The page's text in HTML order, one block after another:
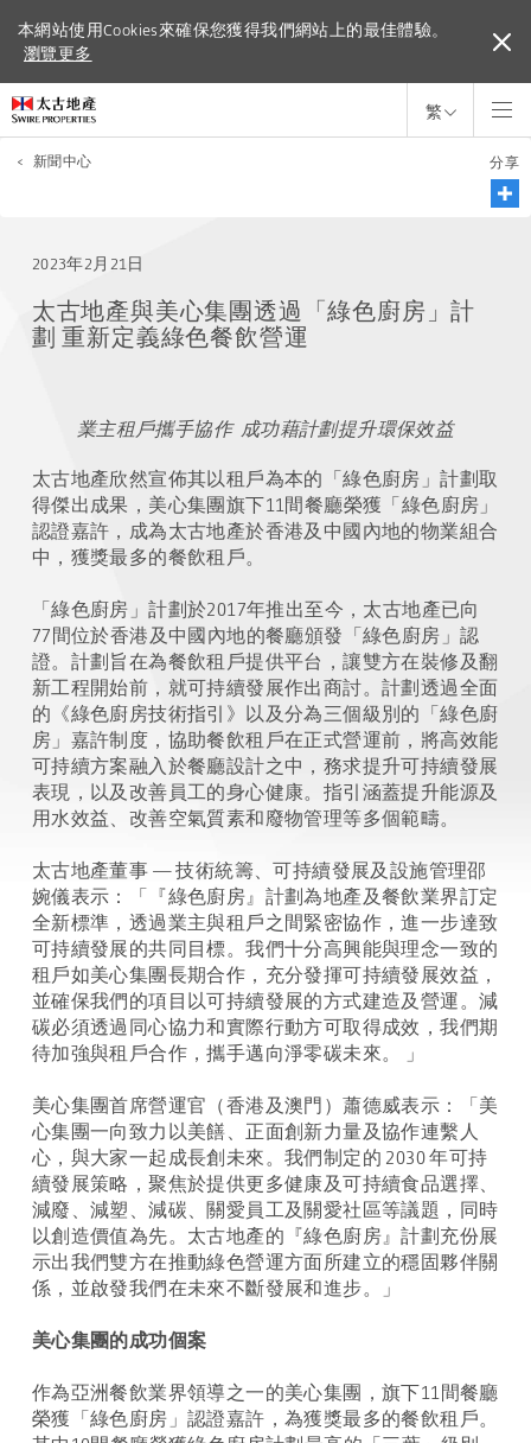
本網站使用Cookies來確保您獲得我們網站上的最佳體驗。
瀏覽更多
本網站使用Cookies來確保您獲得我們網站上的最佳體驗。
瀏覽更多
繁
< 新聞中心 分享
2023年2月21日
太古地產與美心集團透過「綠色廚房」計
劃 重新定義綠色餐飲營運
業主租戶攜手協作 成功藉計劃提升環保效益
太古地產欣然宣佈其以租戶為本的「綠色廚房」計劃取
得傑出成果，美心集團旗下11間餐廳榮獲「綠色廚房」
認證嘉許，成為太古地產於香港及中國內地的物業組合
中，獲獎最多的餐飲租戶。
「綠色廚房」計劃於2017年推出至今，太古地產已向
77間位於香港及中國內地的餐廳頒發「綠色廚房」認
證。計劃旨在為餐飲租戶提供平台，讓雙方在裝修及翻
新工程開始前，就可持續發展作出商討。計劃透過全面
的《綠色廚房技術指引》以及分為三個級別的「綠色廚
房」嘉許制度，協助餐飲租戶在正式營運前，將高效能
可持續方案融入於餐廳設計之中，務求提升可持續發展
表現，以及改善員工的身心健康。指引涵蓋提升能源及
用水效益、改善空氣質素和廢物管理等多個範疇。
太古地產董事 — 技術統籌、可持續發展及設施管理邵
婉儀表示：「『綠色廚房』計劃為地產及餐飲業界訂定
全新標準，透過業主與租戶之間緊密協作，進一步達致
可持續發展的共同目標。我們十分高興能與理念一致的
租戶如美心集團長期合作，充分發揮可持續發展效益，
並確保我們的項目以可持續發展的方式建造及營運。減
碳必須透過同心協力和實際行動方可取得成效，我們期
待加強與租戶合作，攜手邁向淨零碳未來。 」
美心集團首席營運官（香港及澳門）蕭德威表示：「美
心集團一向致力以美饍、正面創新力量及協作連繫人
心，與大家一起成長創未來。我們制定的 2030 年可持
續發展策略，聚焦於提供更多健康及可持續食品選擇、
減廢、減塑、減碳、關愛員工及關愛社區等議題，同時
以創造價值為先。太古地產的『綠色廚房』計劃充份展
示出我們雙方在推動綠色營運方面所建立的穩固夥伴關
係，並啟發我們在未來不斷發展和進步。」
美心集團的成功個案
作為亞洲餐飲業界領導之一的美心集團，旗下11間餐廳
榮獲「綠色廚房」認證嘉許，為獲獎最多的餐飲租戶。